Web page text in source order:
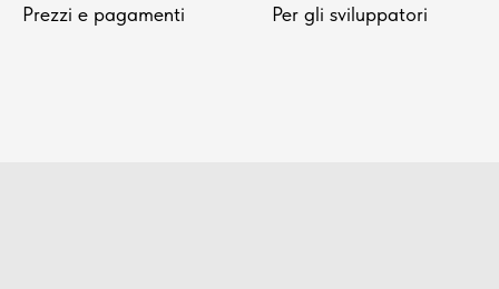
Prezzi e pagamenti
Per gli sviluppatori